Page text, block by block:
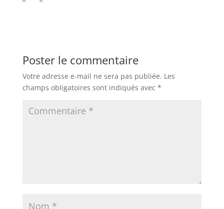
Poster le commentaire
Votre adresse e-mail ne sera pas publiée. Les
champs obligatoires sont indiqués avec *